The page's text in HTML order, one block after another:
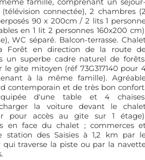
connectée), 2 chambres
90 x 200cm / 2 lits 1
en 1 lit 2 personnes 160x200
WC séparé. Balcon-terrasse.
Forêt en direction de la route
un superbe cadre naturel de
le gite mitoyen (réf 73G317140 pour
à la même famille).
contemporain et de très bon
d'une table et 4
la voiture devant le
pour accès au gite sur 1
en face du chalet ; commerces
station des Saisies à 1,2 km par
traverse la piste ou par la